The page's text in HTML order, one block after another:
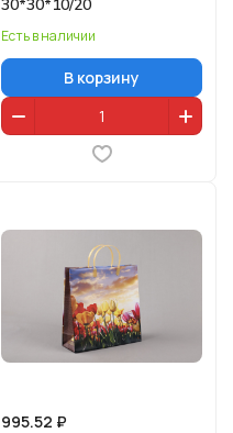
30*30*10/20
Есть в наличии
В корзину
995.52 ₽